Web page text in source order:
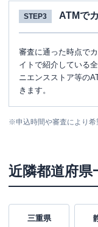
STEP3 ATMで
審査に通った時点で
イトで紹介している
ニエンスストア等の
きます。
※申込時間や審査により希
近隣都道府県
三重県